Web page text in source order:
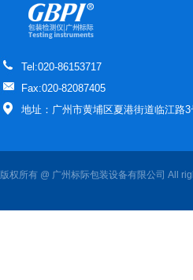
Tel:020-86153717
Fax:020-82087405
地址：广州市黄埔区夏港街道临江路3
版权所有 @ 广州标际包装设备有限公司 All